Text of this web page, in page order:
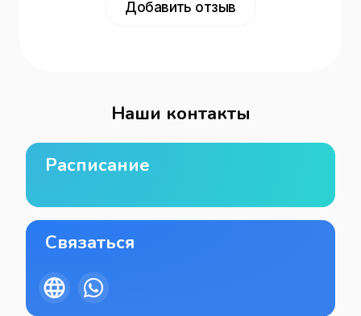
Добавить отзыв
Наши контакты
Расписание
Связаться